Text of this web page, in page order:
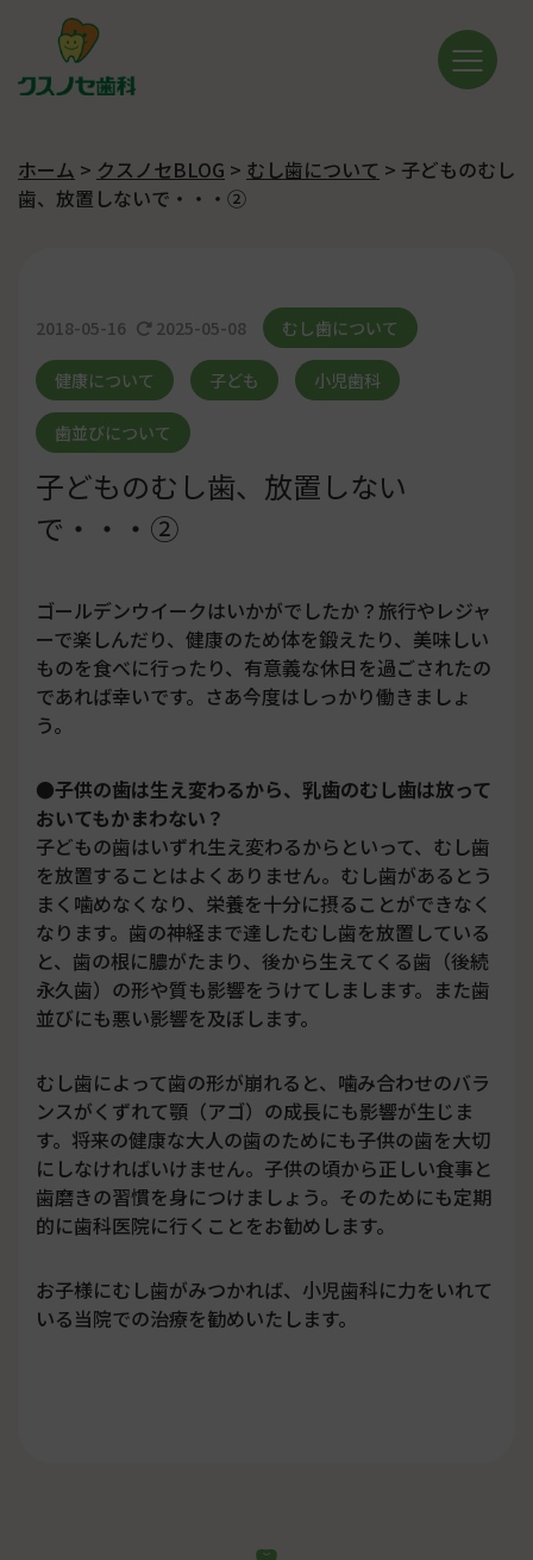
ホーム > クスノセBLOG > むし歯について > 子どものむし
歯、放置しないで・・・②
2018-05-16 2025-05-08 むし歯について
健康について 子ども 小児歯科
歯並びについて
子どものむし歯、放置しない
で・・・②
ゴールデンウイークはいかがでしたか？旅行やレジャ
ーで楽しんだり、健康のため体を鍛えたり、美味しい
ものを食べに行ったり、有意義な休日を過ごされたの
であれば幸いです。さあ今度はしっかり働きましょ
う。
●子供の歯は生え変わるから、乳歯のむし歯は放って
おいてもかまわない？
子どもの歯はいずれ生え変わるからといって、むし歯
を放置することはよくありません。むし歯があるとう
まく噛めなくなり、栄養を十分に摂ることができなく
なります。歯の神経まで達したむし歯を放置している
と、歯の根に膿がたまり、後から生えてくる歯（後続
永久歯）の形や質も影響をうけてしまします。また歯
並びにも悪い影響を及ぼします。
むし歯によって歯の形が崩れると、噛み合わせのバラ
ンスがくずれて顎（アゴ）の成長にも影響が生じま
す。将来の健康な大人の歯のためにも子供の歯を大切
にしなければいけません。子供の頃から正しい食事と
歯磨きの習慣を身につけましょう。そのためにも定期
的に歯科医院に行くことをお勧めします。
お子様にむし歯がみつかれば、小児歯科に力をいれて
いる当院での治療を勧めいたします。